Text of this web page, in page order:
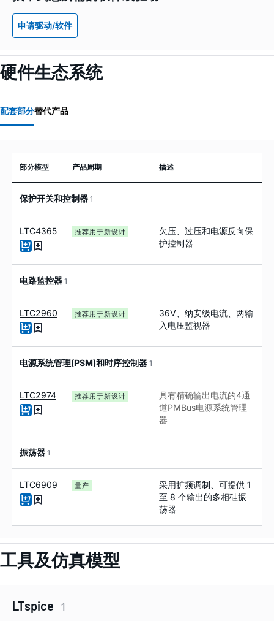
申请驱动/软件
硬件生态系统
配套部分替代产品
部分模型 产品周期 描述
保护开关和控制器 1
LTC4365 推荐用于新设计
欠压、过压和电源反向保
护控制器
电路监控器 1
LTC2960 推荐用于新设计
36V、纳安级电流、两输
入电压监视器
电源系统管理(PSM)和时序控制器 1
LTC2974 推荐用于新设计 具有精确输出电流的4通
道PMBus电源系统管理
器
振荡器 1
LTC6909 量产
采用扩频调制、可提供 1
至 8 个输出的多相硅振
荡器
工具及仿真模型
LTspice 1